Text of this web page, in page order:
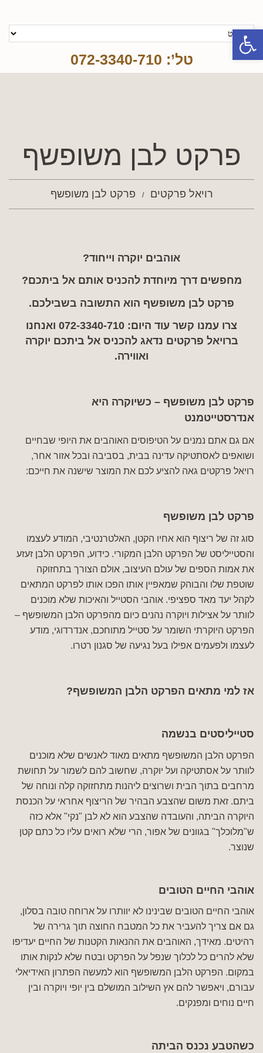
טל’: 072-3340-710
פרקט לבן משופשף
רויאל פרקטים פרקט לבן משופשף
אוהבים יוקרה וייחוד?
מחפשים דרך מיוחדת להכניס אותם אל ביתכם?
פרקט לבן משופשף הוא התשובה בשבילכם.
צרו עמנו קשר עוד היום: 072-3340-710 ואנחנו
ברויאל פרקטים נדאג להכניס אל ביתכם יוקרה
ואווירה.
פרקט לבן משופשף – כשיוקרה היא
אנדרסטייטמנט
אם גם אתם נמנים על הטיפוסים האוהבים את היופי שבחיים
ושואפים לאסתטיקה עדינה בבית, בסביבה ובכל אזור אחר,
רויאל פרקטים גאה להציע לכם את המוצר שישנה את חייכם:
פרקט לבן משופשף
סוג זה של ריצוף הוא אחיו הקטן, האלטרנטיבי, המודע לעצמו
והסטייליסט של הפרקט הלבן המקורי. כידוע, הפרקט הלבן זעזע
את אמות הספים של עולם העיצוב, אולם הצורך בתחזוקה
שוטפת שלו והבוהק שמאפיין אותו הפכו אותו לפרקט המתאים
לקהל יעד מאד ספציפי. אוהבי הסטייל והאיכות שלא מוכנים
לוותר על אצילות ויוקרה נהנים כיום מהפרקט הלבן המשופשף –
הפרקט היוקרתי השומר על סטייל מתוחכם, אנדרדוגי, מודע
לעצמו ולפעמים אפילו בעל נגיעה של סגנון רטרו.
אז למי מתאים הפרקט הלבן המשופשף?
סטייליסטים בנשמה
הפרקט הלבן המשופשף מתאים מאוד לאנשים שלא מוכנים
לוותר על אסתטיקה ועל יוקרה, שחשוב להם לשמור על תחושת
מרחבים בתוך הבית ושרוצים ליהנות מתחזוקה קלה ונוחה של
ביתם. זאת משום שהצבע הבהיר של הריצוף אחראי על הכנסת
היוקרה הביתה, והעובדה שהצבע הוא לא לבן "נקי" אלא כזה
ש"מלוכלך" בגוונים של אפור, הרי שלא רואים עליו כל כתם קטן
שנוצר.
אוהבי החיים הטובים
אוהבי החיים הטובים שבינינו לא יוותרו על ארוחה טובה בסלון,
גם אם צריך להעביר את כל המטבח החוצה תוך גרירה של
רהיטים. מאידך, האוהבים את ההנאות הקטנות של החיים יעדיפו
שלא להרים כל לכלוך שנפל על הפרקט ובטח שלא לנקות אותו
במקום. הפרקט הלבן המשופשף הוא למעשה הפתרון האידיאלי
עבורם, ויאפשר להם אץ השילוב המושלם בין יופי ויוקרה ובין
חיים נוחים ומפנקים.
כשהטבע נכנס הביתה
פתח סרגל נגישות